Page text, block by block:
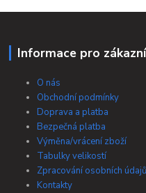
Informace pro
O nás
Obchodní podmínky
Doprava a platba
Bezpečná platba
Výměna/vrácení zboží
Tabulky velikostí
Zpracování osobních
Kontakty